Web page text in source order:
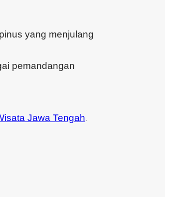
yang menjulang
pemandangan
Jawa Tengah.